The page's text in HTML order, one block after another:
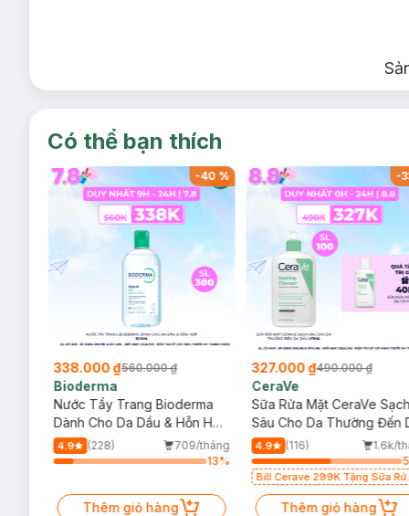
Có thể bạn thích
-40 %
338.000 ₫560.000 ₫
Bioderma
Nước Tẩy Trang Bioderma
Dành Cho Da Dầu & Hỗn Hợp
500ml
4.9 (228)
709/tháng
13%
Thêm giỏ hàng
-
327.000 ₫490.000 ₫
CeraVe
Sữa Rửa Mặt CeraVe Sạch
Sâu Cho Da Thường Đến
Dầu 473ml
4.9 (116)
1.6k/
Bill Cerave 299K Tặng Sữa Rửa
Thêm giỏ hàng